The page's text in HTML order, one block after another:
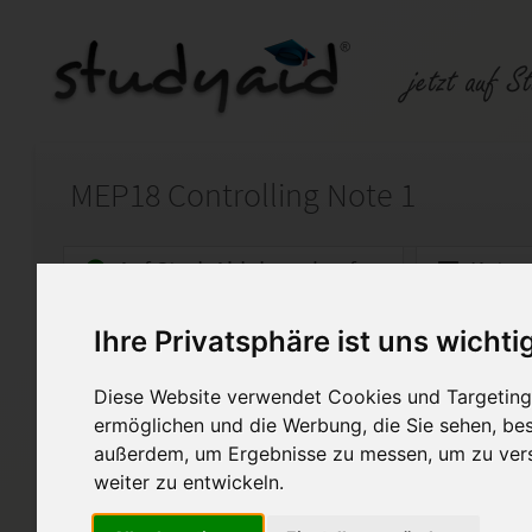
Ihre Privatsphäre ist uns
Diese Website verwendet Cookies und
ermöglichen und die Werbung, die Sie sehen,
außerdem, um Ergebnisse zu messen, um zu
weiter zu entwickeln.
MEP18 Controlling Note 1
Auf StudyAid.de verkaufen
Startseite Kreativität und Medien
Medienproduktion
Hier biete ich die ausführliche
MEP18 für den geprüften